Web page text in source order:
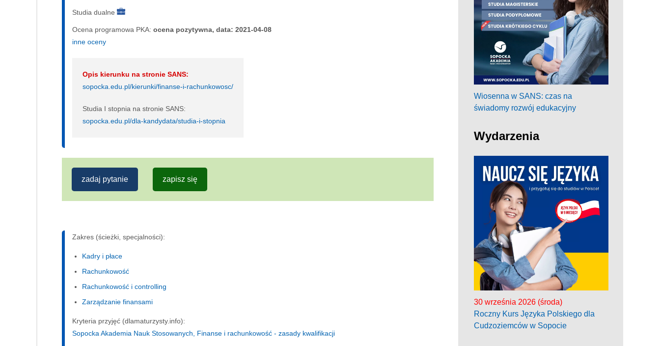
Studia dualne
Ocena programowa PKA: ocena pozytywna, data: 2021-04-08
inne oceny
Opis kierunku na stronie SANS:
sopocka.edu.pl/kierunki/finanse-i-rachunkowosc/
Studia I stopnia na stronie SANS:
sopocka.edu.pl/dla-kandydata/studia-i-stopnia
zadaj pytanie zapisz się
Zakres (ścieżki, specjalności):
Kadry i płace
Rachunkowość
Rachunkowość i controlling
Zarządzanie finansami
Kryteria przyjęć (dlamaturzysty.info):
Sopocka Akademia Nauk Stosowanych, Finanse i rachunkowość - zasady kwalifikacji
Wiosenna w SANS: czas na
świadomy rozwój edukacyjny
Wydarzenia
30 września 2026 (środa)
Roczny Kurs Języka Polskiego dla
Cudzoziemców w Sopocie